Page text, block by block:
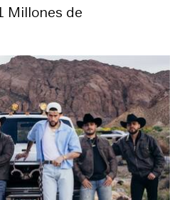
Millones de